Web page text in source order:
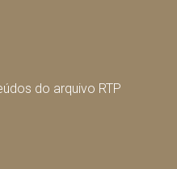
do arquivo RTP